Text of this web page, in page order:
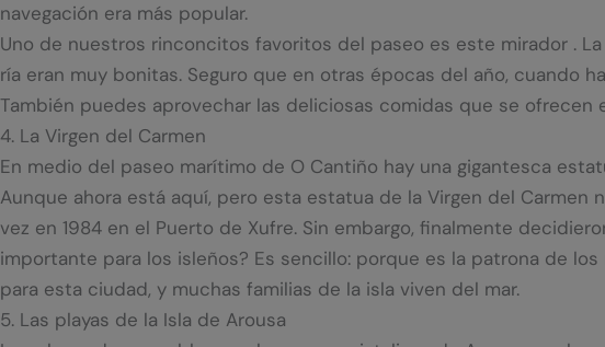
navegación era más popular.
Uno de nuestros rinconcitos favoritos del paseo es este mirador .
ría eran muy bonitas. Seguro que en otras épocas del año, cuando
También puedes aprovechar las deliciosas comidas que se
4. La Virgen del Carmen
En medio del paseo marítimo de O Cantiño hay una gigantesca
Aunque ahora está aquí, pero esta estatua de la Virgen del
vez en 1984 en el Puerto de Xufre. Sin embargo, finalmente
importante para los isleños? Es sencillo: porque es la patrona de
para esta ciudad, y muchas familias de la isla viven del mar.
5. Las playas de la Isla de Arousa